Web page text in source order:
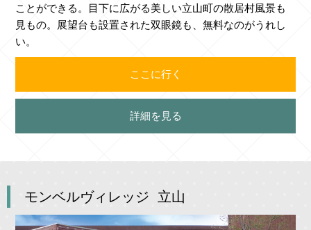
ことができる。目下に広がる美しい立山町の散居村風景も
見もの。展望台も設置された双眼鏡も、無料なのがうれし
い。
ここに行く
詳細を見る
モンベルヴィレッジ 立山